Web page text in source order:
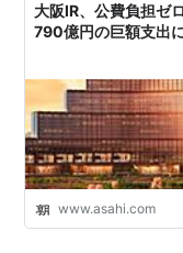
大阪IR、公費負担ゼ
790億円の巨額支出
www.asahi.com